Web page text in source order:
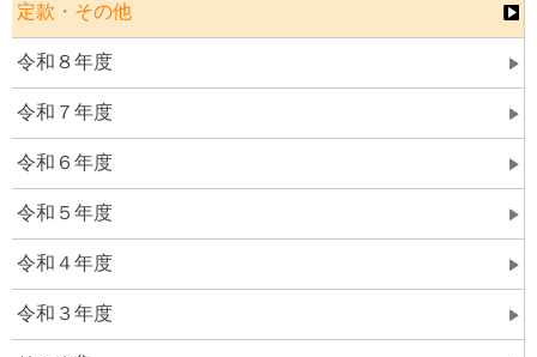
定款・その他
令和８年度
令和７年度
令和６年度
令和５年度
令和４年度
令和３年度